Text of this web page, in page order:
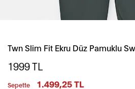
Twn Slim Fit Ekru Düz Pamuklu
1999TL
Sepette 1.499,25 TL